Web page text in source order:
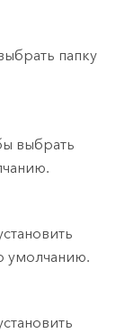
папку
выбрать
умолчанию.